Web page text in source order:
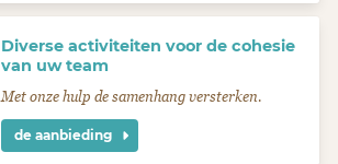
Diverse activiteiten voor de cohesie
van uw team
Met onze hulp de samenhang versterken.
de aanbieding